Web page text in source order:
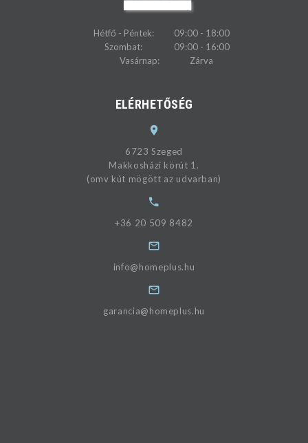
Hétfő - Péntek:
09:00 - 18:00
Szombat:
09:00 - 16:00
Vasárnap:
Zárva
ELÉRHETŐSÉG
6723 Szeged
Makkosházi körút 1.
(omv kút mögött az udvarban)
+36 20 509 8482
info@homeplus.hu
garancia@homeplus.hu